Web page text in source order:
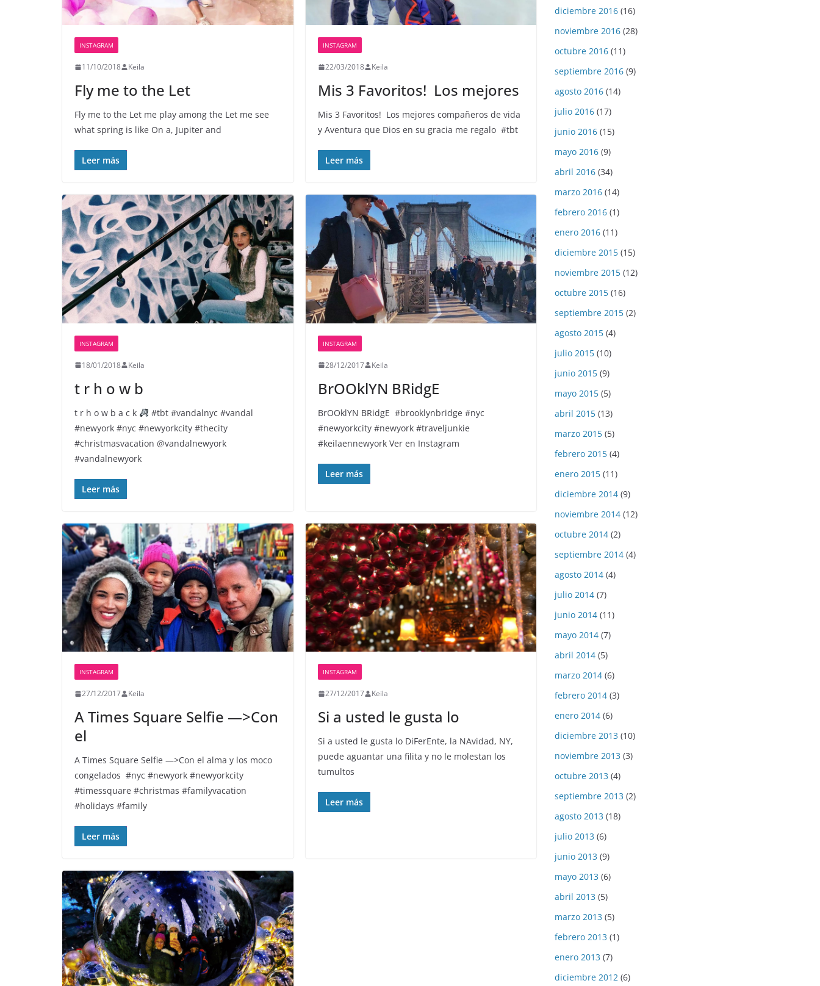
INSTAGRAM
11/10/2018 Keila
Fly me to the Let
Fly me to the Let me play among the Let me see
what spring is like On a, Jupiter and
Leer más
INSTAGRAM
22/03/2018 Keila
Mis 3 Favoritos! ‍‍ Los mejores
Mis 3 Favoritos! ‍‍ Los mejores compañeros de vida
y Aventura que Dios en su gracia me regalo ️ #tbt
Leer más
INSTAGRAM
18/01/2018 Keila
t r h o w b
t r h o w b a c k
#tbt #vandalnyc #vandal
#newyork #nyc #newyorkcity #thecity
#christmasvacation @vandalnewyork
#vandalnewyork
Leer más
INSTAGRAM
28/12/2017 Keila
BrOOklYN BRidgE ️️
BrOOklYN BRidgE ️️ #brooklynbridge #nyc
#newyorkcity #newyork #traveljunkie
#keilaennewyork Ver en Instagram
Leer más
INSTAGRAM
27/12/2017 Keila
A Times Square Selfie —>Con
el
A Times Square Selfie —>Con el alma y los moco
congelados ️️ #nyc #newyork #newyorkcity
#timessquare #christmas #familyvacation
#holidays #family
Leer más
INSTAGRAM
27/12/2017 Keila
Si a usted le gusta lo
Si a usted le gusta lo DiFerEnte, la NAvidad, NY,
puede aguantar una filita y no le molestan los
tumultos
Leer más
diciembre 2016 (16)
noviembre 2016 (28)
octubre 2016 (11)
septiembre 2016 (9)
agosto 2016 (14)
julio 2016 (17)
junio 2016 (15)
mayo 2016 (9)
abril 2016 (34)
marzo 2016 (14)
febrero 2016 (1)
enero 2016 (11)
diciembre 2015 (15)
noviembre 2015 (12)
octubre 2015 (16)
septiembre 2015 (2)
agosto 2015 (4)
julio 2015 (10)
junio 2015 (9)
mayo 2015 (5)
abril 2015 (13)
marzo 2015 (5)
febrero 2015 (4)
enero 2015 (11)
diciembre 2014 (9)
noviembre 2014 (12)
octubre 2014 (2)
septiembre 2014 (4)
agosto 2014 (4)
julio 2014 (7)
junio 2014 (11)
mayo 2014 (7)
abril 2014 (5)
marzo 2014 (6)
febrero 2014 (3)
enero 2014 (6)
diciembre 2013 (10)
noviembre 2013 (3)
octubre 2013 (4)
septiembre 2013 (2)
agosto 2013 (18)
julio 2013 (6)
junio 2013 (9)
mayo 2013 (6)
abril 2013 (5)
marzo 2013 (5)
febrero 2013 (1)
enero 2013 (7)
diciembre 2012 (6)